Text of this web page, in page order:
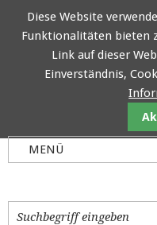
Diese Website
Funktionalitäten bieten
Link auf dieser
Einverständnis,